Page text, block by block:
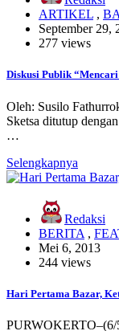
ARTIKEL ,
September 29,
277 views
Diskusi Publik “Mencari
Oleh: Susilo
Sketsa ditutup
…
Selengkapnya
Redaksi
BERITA ,
Mei 6, 2013
244 views
Hari Pertama Bazar,
PURWOKERTO–(6/